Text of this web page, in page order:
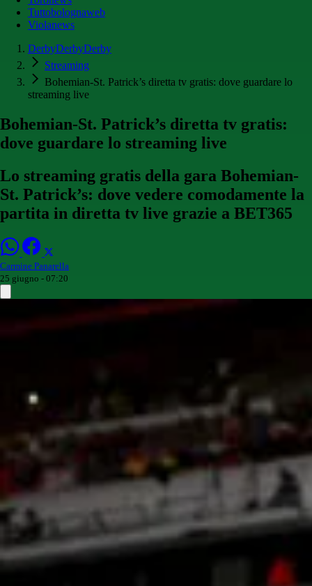
Tuttobolognaweb
Violanews
DerbyDerbyDerby
Streaming
Bohemian-St. Patrick’s diretta tv gratis: dove guardare lo
streaming live
Bohemian-St. Patrick’s diretta tv gratis:
dove guardare lo streaming live
Lo streaming gratis della gara Bohemian-
St. Patrick’s: dove vedere comodamente la
partita in diretta tv live grazie a BET365
Carmine Panarella
25 giugno - 07:20